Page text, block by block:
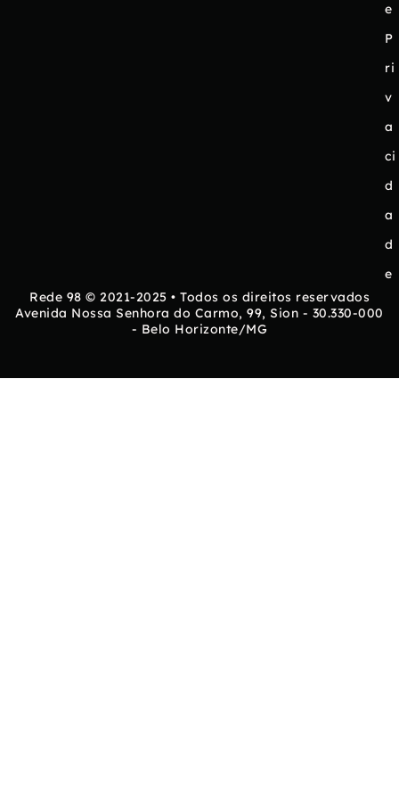
e
P
ri
v
a
ci
d
a
d
e
Rede 98 © 2021-2025 • Todos os direitos reservados
Avenida Nossa Senhora do Carmo, 99, Sion - 30.330-000
- Belo Horizonte/MG